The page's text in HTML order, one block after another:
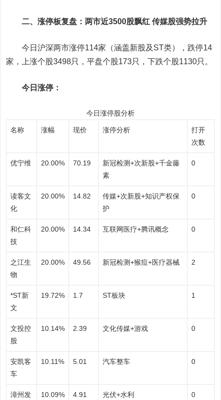
二、涨停板复盘：两市近3500股飘红 传媒股强势拉升
今日沪深两市涨停114家（涵盖新股及ST类），跌停14
家，上涨个股3498只，平盘个股173只，下跌个股1130只。
今日涨停：
今日涨停股分析
名称 涨幅 现价 涨停分析
打开
次数
优宁维 20.00% 70.19
新冠检测+次新股+千金藤
素
0
读客文
化
20.00% 14.82
传媒+次新股+知识产权保
护
0
和仁科
技
20.00% 14.34 互联网医疗+腾讯概念 0
之江生
物
20.00% 49.56 新冠检测+猴痘+医疗器械 2
*ST新
文
19.72% 1.7 ST板块 1
文投控
股
10.14% 2.39 文化传媒+游戏 0
安凯客
车
10.11% 5.01 汽车整车 0
漳州发
10.09% 4.91 光伏+水利 0